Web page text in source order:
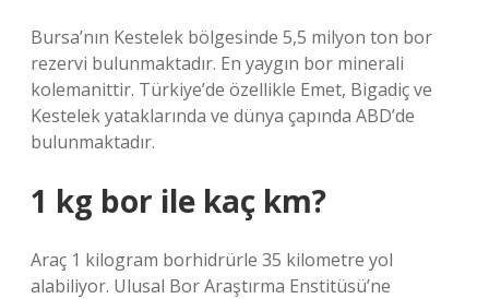
Bursa’nın Kestelek bölgesinde 5,5 milyon ton bor
rezervi bulunmaktadır. En yaygın bor minerali
kolemanittir. Türkiye’de özellikle Emet, Bigadiç ve
Kestelek yataklarında ve dünya çapında ABD’de
bulunmaktadır.
1 kg bor ile kaç km?
Araç 1 kilogram borhidrürle 35 kilometre yol
alabiliyor. Ulusal Bor Araştırma Enstitüsü’ne